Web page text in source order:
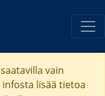
vain
infosta lisää tietoa